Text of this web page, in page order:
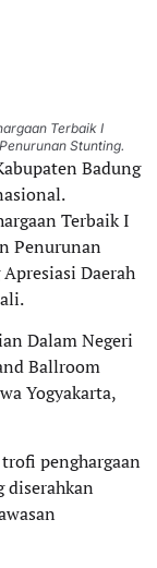
Terbaik I
Stunting.
Badung
Terbaik I
Penurunan
Daerah
Dalam Negeri
Ballroom
Yogyakarta,
penghargaan